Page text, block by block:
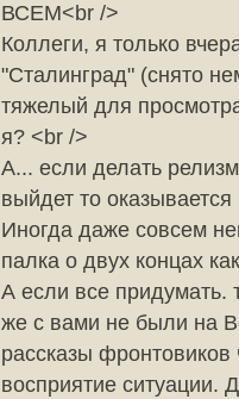
ВСЕМ<br />
Коллеги, я только
"Сталинград" (снято
тяжелый для
я? <br />
А... если делать
выйдет то
Иногда даже совсем
палка о двух концах
А если все
же с вами не были на
рассказы фронтовиков
восприятие ситуации.